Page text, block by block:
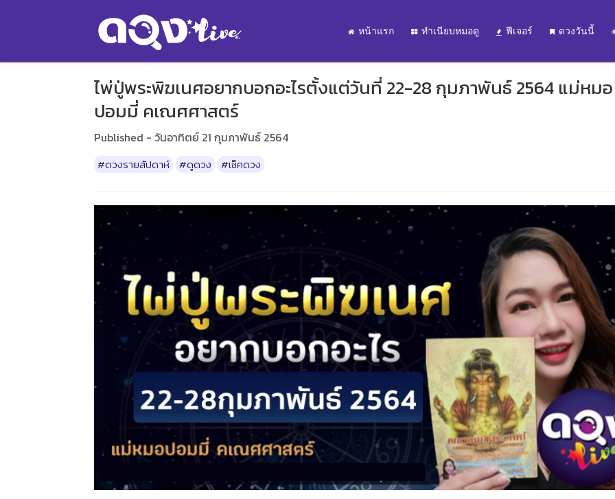
หน้าแรก ทำเนียบหมอดู ฟีเจอร์ ดวงวันนี้
ไพ่ปู่พระพิฆเนศอยากบอกอะไรตั้งแต่วันที่ 22-28 กุมภาพันธ์ 2564 แม่หมอ
ปอมมี่ คเณศศาสตร์
Published - วันอาทิตย์ 21 กุมภาพันธ์ 2564
#ดวงรายสัปดาห์ #ดูดวง #เช็คดวง